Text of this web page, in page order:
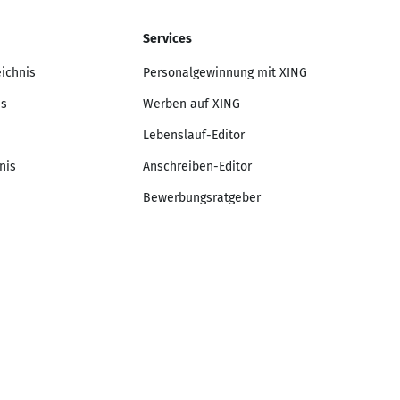
Services
Personalgewinnung mit XING
Werben auf XING
Lebenslauf-Editor
Anschreiben-Editor
Bewerbungsratgeber